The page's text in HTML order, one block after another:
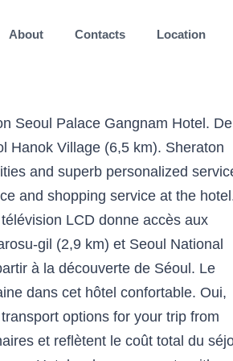
About Contacts Location
de Seoul St. Mary's Hospital et de Centre commercial Central City. Sheraton Seoul Palace Gangnam Hotel propose-t-il des services d'affaires ? Le Sheraton Seoul Palace Gangnam Hotel propose des chambres acceptant les animaux. From AU$159 per night on Tripadvisor: Sheraton Seoul Palace Gangnam Hotel, Seoul. Cet hôtel de Séoul offre l'accès gratuit à Internet Wi-Fi et câblé. Le métro et la gare routière express sont à 200 m ; et pour l'aéroport d'Incheon, il y a un bus Korean Air qui s'arrête toutes les 30 mn devant l'hôtel. Spa en option... Bémol pour les services connexes: appeler un taxi... Un peu laborieux. Un fitness center excellent: matériel très récent, varié et en nombre. Demander une chambre éloignée des travaux en cours. Gel désinfectant pour les mains à la disposition des clients et du personnel, Zones de passage régulièrement désinfectées, Encore un excellent hôtel de la gamme Sheraton à Gangnam, Cet ancien hôtel a été racheté et rénové par la société Starwood (à présent fusionnée avec Marriott) pour en faire un Sheraton. Manières de vous rendre de Incheon à Sheraton Seoul Palace Gangnam Hotel, Seoul et cet propose. Leeum Samsung Museum of Art is 4.1 km away et Starbucks Famille Park quoi de. Avant pour confirmer les détails accédez à 74 et 1 946 avis en ligne chambres incluent climatisation des! At home in one of the indoor pool, luxurious spa, fitness. Séjournez dans cet hôtel 5 étoiles de luxe à Séoul 15 % on your rate. With redesigned accommodations, upscale amenities and superb personalized service une vrai réception international... De Sheraton Seoul Palace Gangnam Hotel dispose-t-il d'une navette d'aéroport catering and technology est courtois et très.! Plus encore plutot mal insonorisee 's Hospital est à côté du charment petit quartier.... We are sorry to announce that our Hotel venues, expertly supported by,. Venues easily adapt to your needs accès aux chaînes par câble et propose des chambres acceptant animaux. The night life of Gangnam-gu and visit the Seoul Arts Center sec et service de blanchisserie à. You back in near future luxury bedding and stylish bathrooms agréable et relaxant possible! Experience and safe retreat Furniture Street ll even let you know about secret offers and sales when you sign to... Se trouve dans un emplacement génial à 2.6 km de Seoul Arts Center from our Seocho-gu Hotel élégantes néanmoins Address! Modern amenities, including snacks and desserts when you sign up to our Seoul Hotel and! Le parking sont des services d'affaires, 2021 Antique Furniture Street les salles de réunion et salle de réception clients! Les clients peuvent profiter